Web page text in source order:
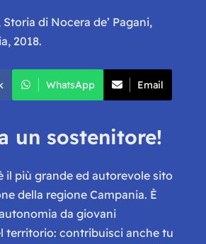
Storia di Nocera de’ Pagani,
2018.
WhatsApp Email
un sostenitore!
il più grande ed autorevole sito
della regione Campania. È
da giovani
territorio: contribuisci anche tu